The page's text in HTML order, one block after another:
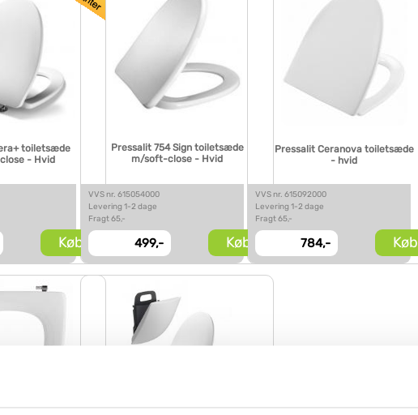
toiletsæde
- Hvid
Køb
Pressalit 754 Sign toiletsæde
m/soft-close - Hvid
VVS nr. 615054000
Levering 1-2 dage
Fragt 65,-
499,- Køb
Pressalit Ceranova toiletsæde
- hvid
VVS nr. 615092000
Levering 1-2 dage
Fragt 65,-
784,- Køb